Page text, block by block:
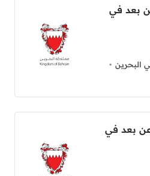
بعد في
البحرين
بعد في